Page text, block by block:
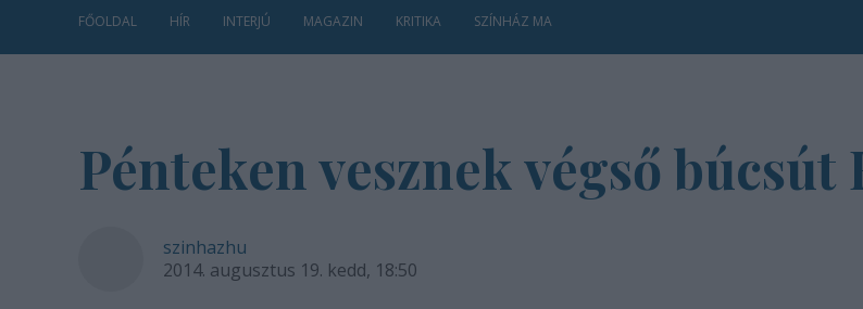
FŐOLDAL HÍR INTERJÚ MAGAZIN KRITIKA SZÍNHÁZ MA
Pénteken vesznek végső
szinhazhu
2014. augusztus 19. kedd, 18:50